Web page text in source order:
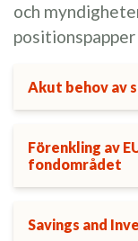
och
Akut behov av
Förenkling av
fondområdet
Savings and